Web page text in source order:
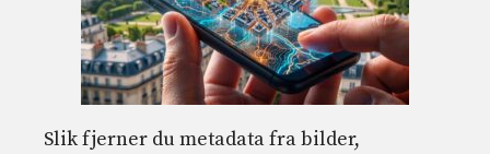
Slik fjerner du metadata fra bilder,